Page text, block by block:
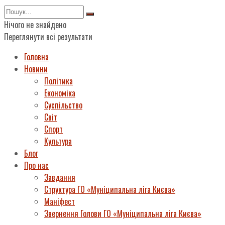
Нічого не знайдено
Переглянути всі результати
Головна
Новини
Політика
Економіка
Суспільство
Світ
Спорт
Культура
Блог
Про нас
Завдання
Структура ГО «Муніципальна ліга Києва»
Маніфест
Звернення Голови ГО «Муніципальна ліга Києва»